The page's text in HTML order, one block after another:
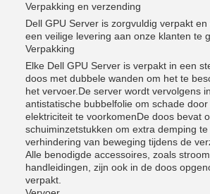
Verpakking en verzending
Dell GPU Server is zorgvuldig verpakt
een veilige levering aan onze klanten te
Verpakking
Elke Dell GPU Server is verpakt in een
doos met dubbele wanden om het te
het vervoer.De server wordt vervolgens
antistatische bubbelfolie om schade
elektriciteit te voorkomenDe doos bevat
schuiminzetstukken om extra demping
verhindering van beweging tijdens de
Alle benodigde accessoires, zoals
handleidingen, zijn ook in de doos
verpakt.